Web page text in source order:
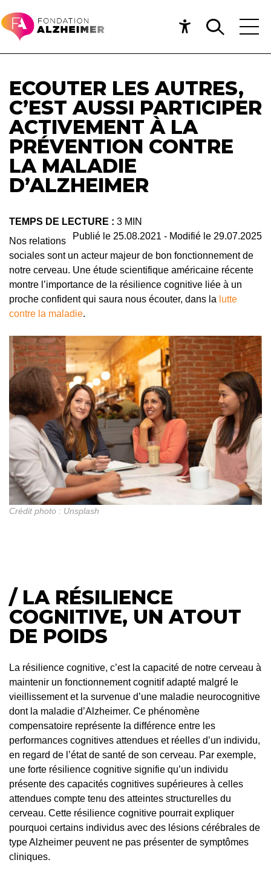
ECOUTER LES AUTRES,
C’EST AUSSI PARTICIPER
ACTIVEMENT À LA
PRÉVENTION CONTRE
LA MALADIE
D’ALZHEIMER
TEMPS DE LECTURE : 3 MIN
Publié le 25.08.2021 - Modifié le 29.07.2025
Nos relations
sociales sont un acteur majeur de bon fonctionnement de
notre cerveau. Une étude scientifique américaine récente
montre l’importance de la résilience cognitive liée à un
proche confident qui saura nous écouter, dans la lutte
contre la maladie.
Crédit photo : Unsplash
/ LA RÉSILIENCE
COGNITIVE, UN ATOUT
DE POIDS
La résilience cognitive, c’est la capacité de notre cerveau à
maintenir un fonctionnement cognitif adapté malgré le
vieillissement et la survenue d’une maladie neurocognitive
dont la maladie d’Alzheimer. Ce phénomène
compensatoire représente la différence entre les
performances cognitives attendues et réelles d’un individu,
en regard de l’état de santé de son cerveau. Par exemple,
une forte résilience cognitive signifie qu’un individu
présente des capacités cognitives supérieures à celles
attendues compte tenu des atteintes structurelles du
cerveau. Cette résilience cognitive pourrait expliquer
pourquoi certains individus avec des lésions cérébrales de
type Alzheimer peuvent ne pas présenter de symptômes
cliniques.